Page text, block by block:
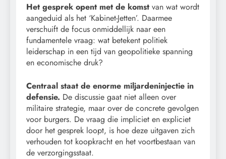
Het gesprek opent met de komst van wat wordt
aangeduid als het ‘Kabinet-Jetten’. Daarmee
verschuift de focus onmiddellijk naar een
fundamentele vraag: wat betekent politiek
leiderschap in een tijd van geopolitieke spanning
en economische druk?
Centraal staat de enorme miljardeninjectie in
defensie. De discussie gaat niet alleen over
militaire strategie, maar over de concrete gevolgen
voor burgers. De vraag die impliciet en expliciet
door het gesprek loopt, is hoe deze uitgaven zich
verhouden tot koopkracht en het voortbestaan van
de verzorgingsstaat.